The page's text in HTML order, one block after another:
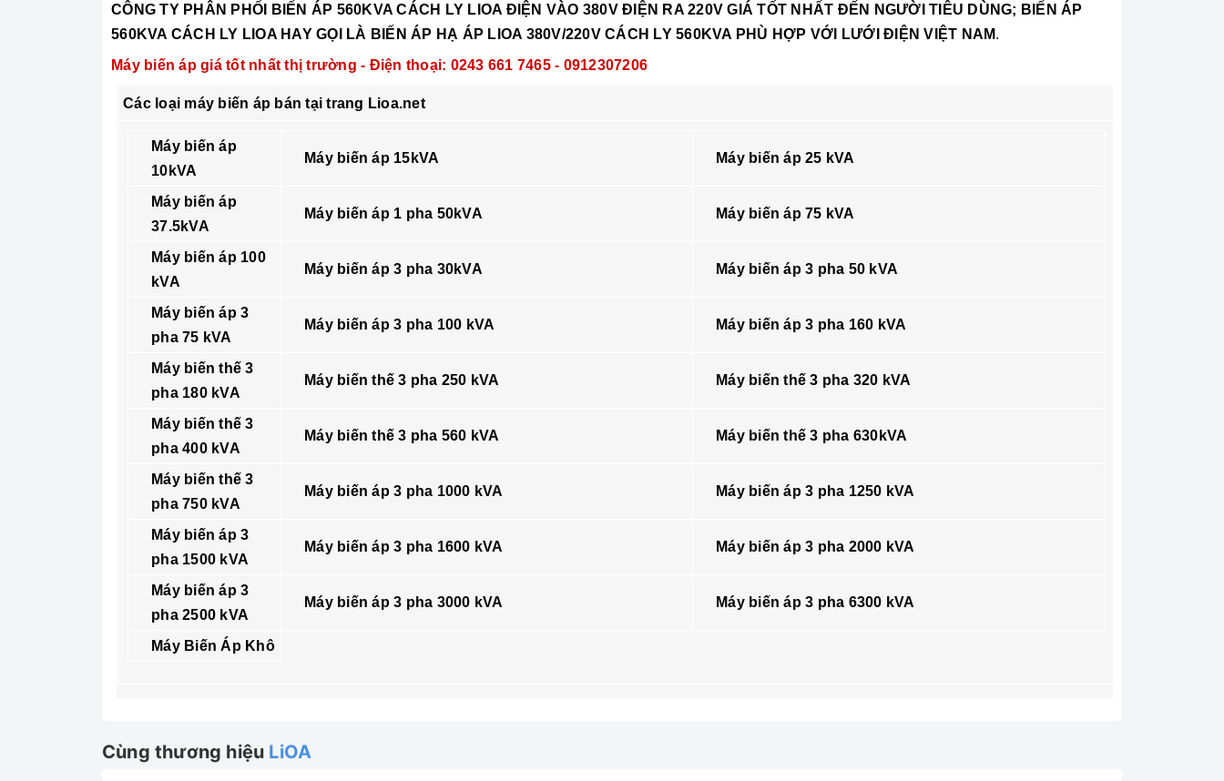
CÔNG TY PHÂN PHỐI
BIẾN ÁP 560KVA CÁCH LY LIOA ĐIỆN VÀO 380V ĐIỆN RA 220V GIÁ TỐT NHẤT ĐẾN NGƯỜI TIÊU DÙNG; BIẾN ÁP
560KVA CÁCH LY LIOA HAY GỌI LÀ BIẾN ÁP HẠ ÁP LIOA 380V/220V CÁCH LY 560KVA PHÙ HỢP VỚI LƯỚI ĐIỆN VIỆT NAM.
Máy biến áp giá tốt nhất thị trường - Điện thoại: 0243 661 7465 - 0912307206
Các loại máy biến áp bán tại trang Lioa.net
Máy biến áp
10kVA
Máy biến áp 15kVA Máy biến áp 25 kVA
Máy biến áp
37.5kVA
Máy biến áp 1 pha 50kVA Máy biến áp 75 kVA
Máy biến áp 100
kVA
Máy biến áp 3 pha 30kVA Máy biến áp 3 pha 50 kVA
Máy biến áp 3
pha 75 kVA
Máy biến áp 3 pha 100 kVA Máy biến áp 3 pha 160 kVA
Máy biến thế 3
pha 180 kVA
Máy biến thế 3 pha 250 kVA Máy biến thế 3 pha 320 kVA
Máy biến thế 3
pha 400 kVA
Máy biến thế 3 pha 560 kVA Máy biến thế 3 pha 630kVA
Máy biến thế 3
pha 750 kVA
Máy biến áp 3 pha 1000 kVA Máy biến áp 3 pha 1250 kVA
Máy biến áp 3
pha 1500 kVA
Máy biến áp 3 pha 1600 kVA Máy biến áp 3 pha 2000 kVA
Máy biến áp 3
pha 2500 kVA
Máy biến áp 3 pha 3000 kVA Máy biến áp 3 pha 6300 kVA
Máy Biến Áp Khô
Cùng thương hiệu LiOA